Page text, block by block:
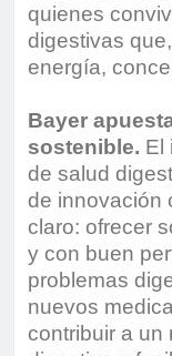
quienes
digestivas
energía,
Bayer
sostenible. El
de salud
de innovación
claro: ofrecer
y con buen
problemas
nuevos
contribuir a un